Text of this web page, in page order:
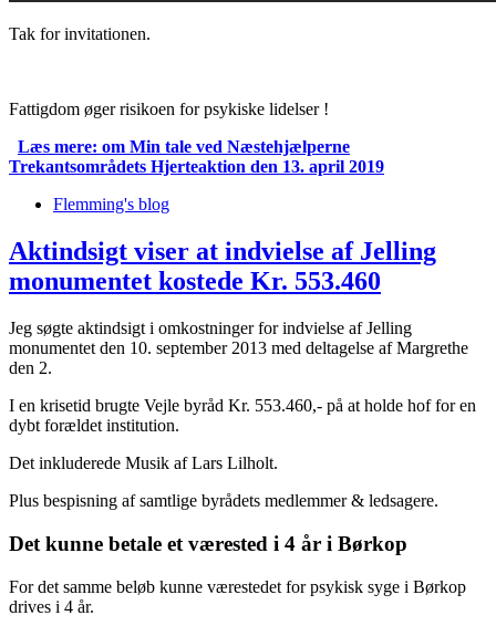
Tak for invitationen.
Fattigdom øger risikoen for psykiske lidelser !
Læs mere: om Min tale ved Næstehjælperne
Trekantsområdets Hjerteaktion den 13. april 2019
Flemming's blog
Aktindsigt viser at indvielse af Jelling
monumentet kostede Kr. 553.460
Jeg søgte aktindsigt i omkostninger for indvielse af Jelling
monumentet den 10. september 2013 med deltagelse af Margrethe
den 2.
I en krisetid brugte Vejle byråd Kr. 553.460,- på at holde hof for en
dybt forældet institution.
Det inkluderede Musik af Lars Lilholt.
Plus bespisning af samtlige byrådets medlemmer & ledsagere.
Det kunne betale et værested i 4 år i Børkop
For det samme beløb kunne værestedet for psykisk syge i Børkop
drives i 4 år.